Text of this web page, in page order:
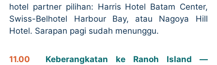
hotel partner pilihan: Harris Hotel Batam Center,
Swiss-Belhotel Harbour Bay, atau Nagoya Hill
Hotel. Sarapan pagi sudah menunggu.
11.00 Keberangkatan ke Ranoh Island —